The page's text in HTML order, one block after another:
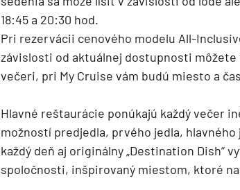
Island
Nórske fjordy
Nórske fjordy a Pobaltie
Pobaltie
Severozápadná Európa
Britské ostrovy a Írsko
Pobrežie Európy
18:45 a 20:30 hod.
Pri rezervácii cenového modelu All-
závislosti od aktuálnej dostupnosti
večeri, pri My Cruise vám budú miesto a
Hlavné reštaurácie ponúkajú každý večer
možností predjedla, prvého jedla, hlavného
každý deň aj originálny „Destination Dish“
spoločnosti, inšpirovaný miestom, ktoré